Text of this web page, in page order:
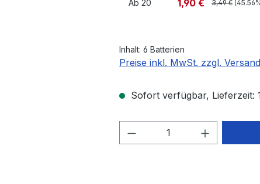
Ab 20 1,90 € 3,49 €
Inhalt: 6 Batterien
Preise inkl. MwSt. zzgl.
Sofort verfügbar, Lieferzeit:
Produkt Anzahl: